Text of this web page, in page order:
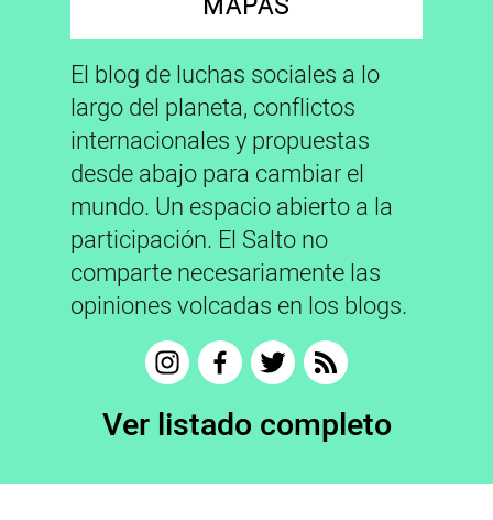
El blog de luchas sociales a lo
largo del planeta, conflictos
internacionales y propuestas
desde abajo para cambiar el
mundo. Un espacio abierto a la
participación. El Salto no
comparte necesariamente las
opiniones volcadas en los blogs.
Ver listado completo